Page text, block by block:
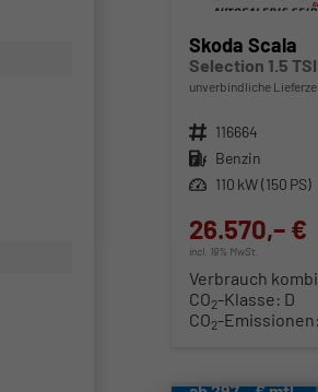
Skoda Scala
Selection 1.5
unverbindliche
Fahrzeugnr. 116664
Kraftstoff Benzin
Leistung 110 kW (150 PS)
26.570,– €
incl. 19% MwSt.
Verbrauch
CO2-Klasse: D
CO2-Emissionen: